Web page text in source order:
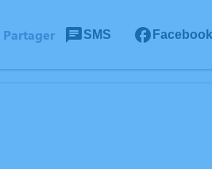
Partager SMS Facebook